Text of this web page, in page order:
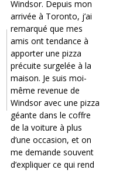
Windsor. Depuis mon
arrivée à Toronto, j’ai
remarqué que mes
amis ont tendance à
apporter une pizza
précuite surgelée à la
maison. Je suis moi-
même revenue de
Windsor avec une pizza
géante dans le coffre
de la voiture à plus
d’une occasion, et on
me demande souvent
d’expliquer ce qui rend